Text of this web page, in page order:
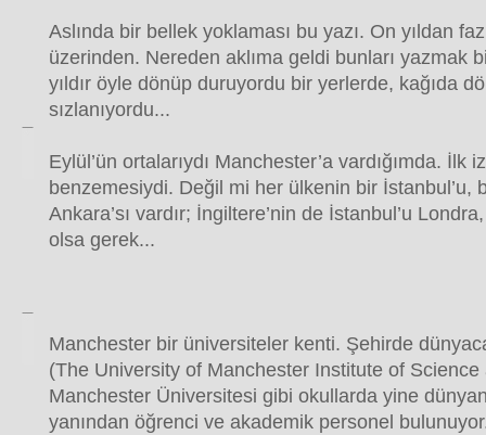
Aslında bir bellek yoklaması bu yazı. On yıldan
üzerinden. Nereden aklıma geldi bunları yazmak
yıldır öyle dönüp duruyordu bir yerlerde, kağıda
sızlanıyordu...
Eylül’ün ortalarıydı Manchester’a vardığımda. İlk
benzemesiydi. Değil mi her ülkenin bir İstanbul’u,
Ankara’sı vardır; İngiltere’nin de İstanbul’u
olsa gerek...
Manchester bir üniversiteler kenti. Şehirde
(The University of Manchester Institute of Science
Manchester Üniversitesi gibi okullarda yine
yanından öğrenci ve akademik personel